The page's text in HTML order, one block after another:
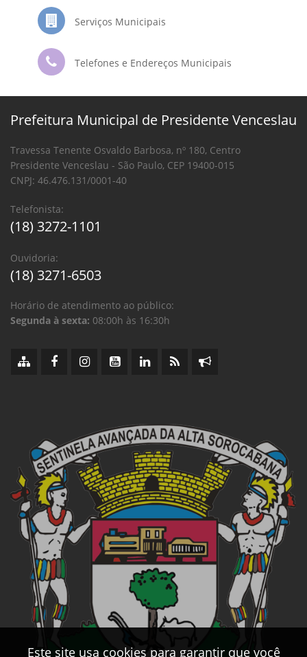
Serviços Municipais
Telefones e Endereços Municipais
Este site usa cookies para garantir que você
Prefeitura Municipal de Presidente Venceslau
Travessa Tenente Osvaldo Barbosa, nº 180, Centro
Presidente Venceslau - São Paulo, CEP 19400-015
CNPJ: 46.476.131/0001-40
Telefonista:
(18) 3272-1101
Ouvidoria:
(18) 3271-6503
Horário de atendimento ao público:
Segunda à sexta: 08:00h às 16:30h